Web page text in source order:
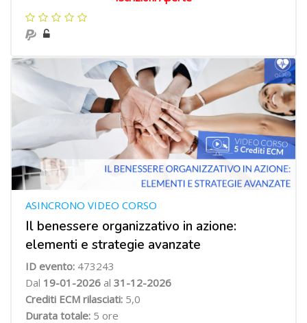
Il benessere organizzativo in azione:
elementi e strategie avanzate
ASINCRONO VIDEO CORSO
ID evento: 473243
Dal 19-01-2026 al 31-12-2026
Crediti ECM rilasciati: 5,0
Durata totale: 5 ore